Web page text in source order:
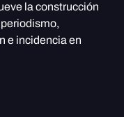
la construcción
e incidencia en